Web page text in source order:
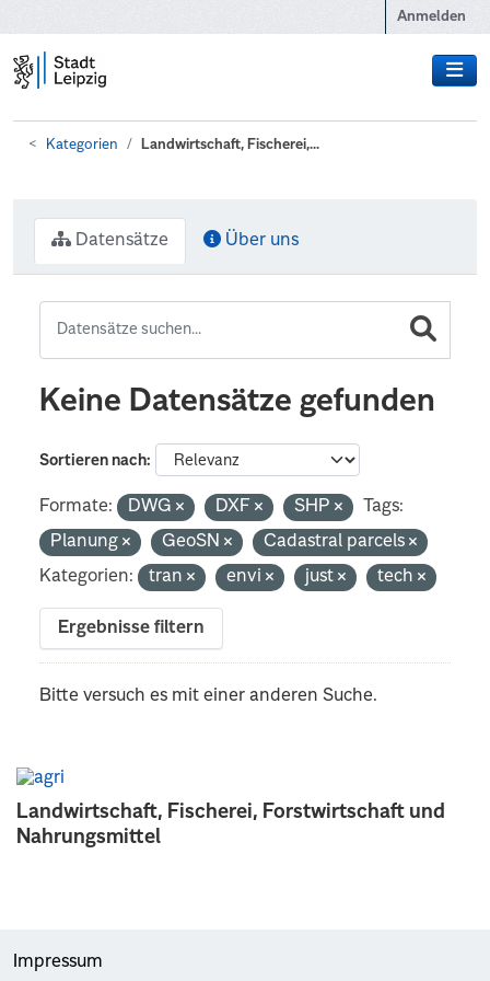
Anmelden
Kategorien Landwirtschaft, Fischerei,...
Landwirtschaft, Fischerei, Forstwirtschaft und
Nahrungsmittel
Datensätze Über uns
Keine Datensätze gefunden
Sortieren nach
Formate: DWG DXF SHP
Tags:
Planung
GeoSN
Cadastral parcels
Kategorien:
tran envi just tech
Ergebnisse filtern
Bitte versuch es mit einer anderen Suche.
Impressum